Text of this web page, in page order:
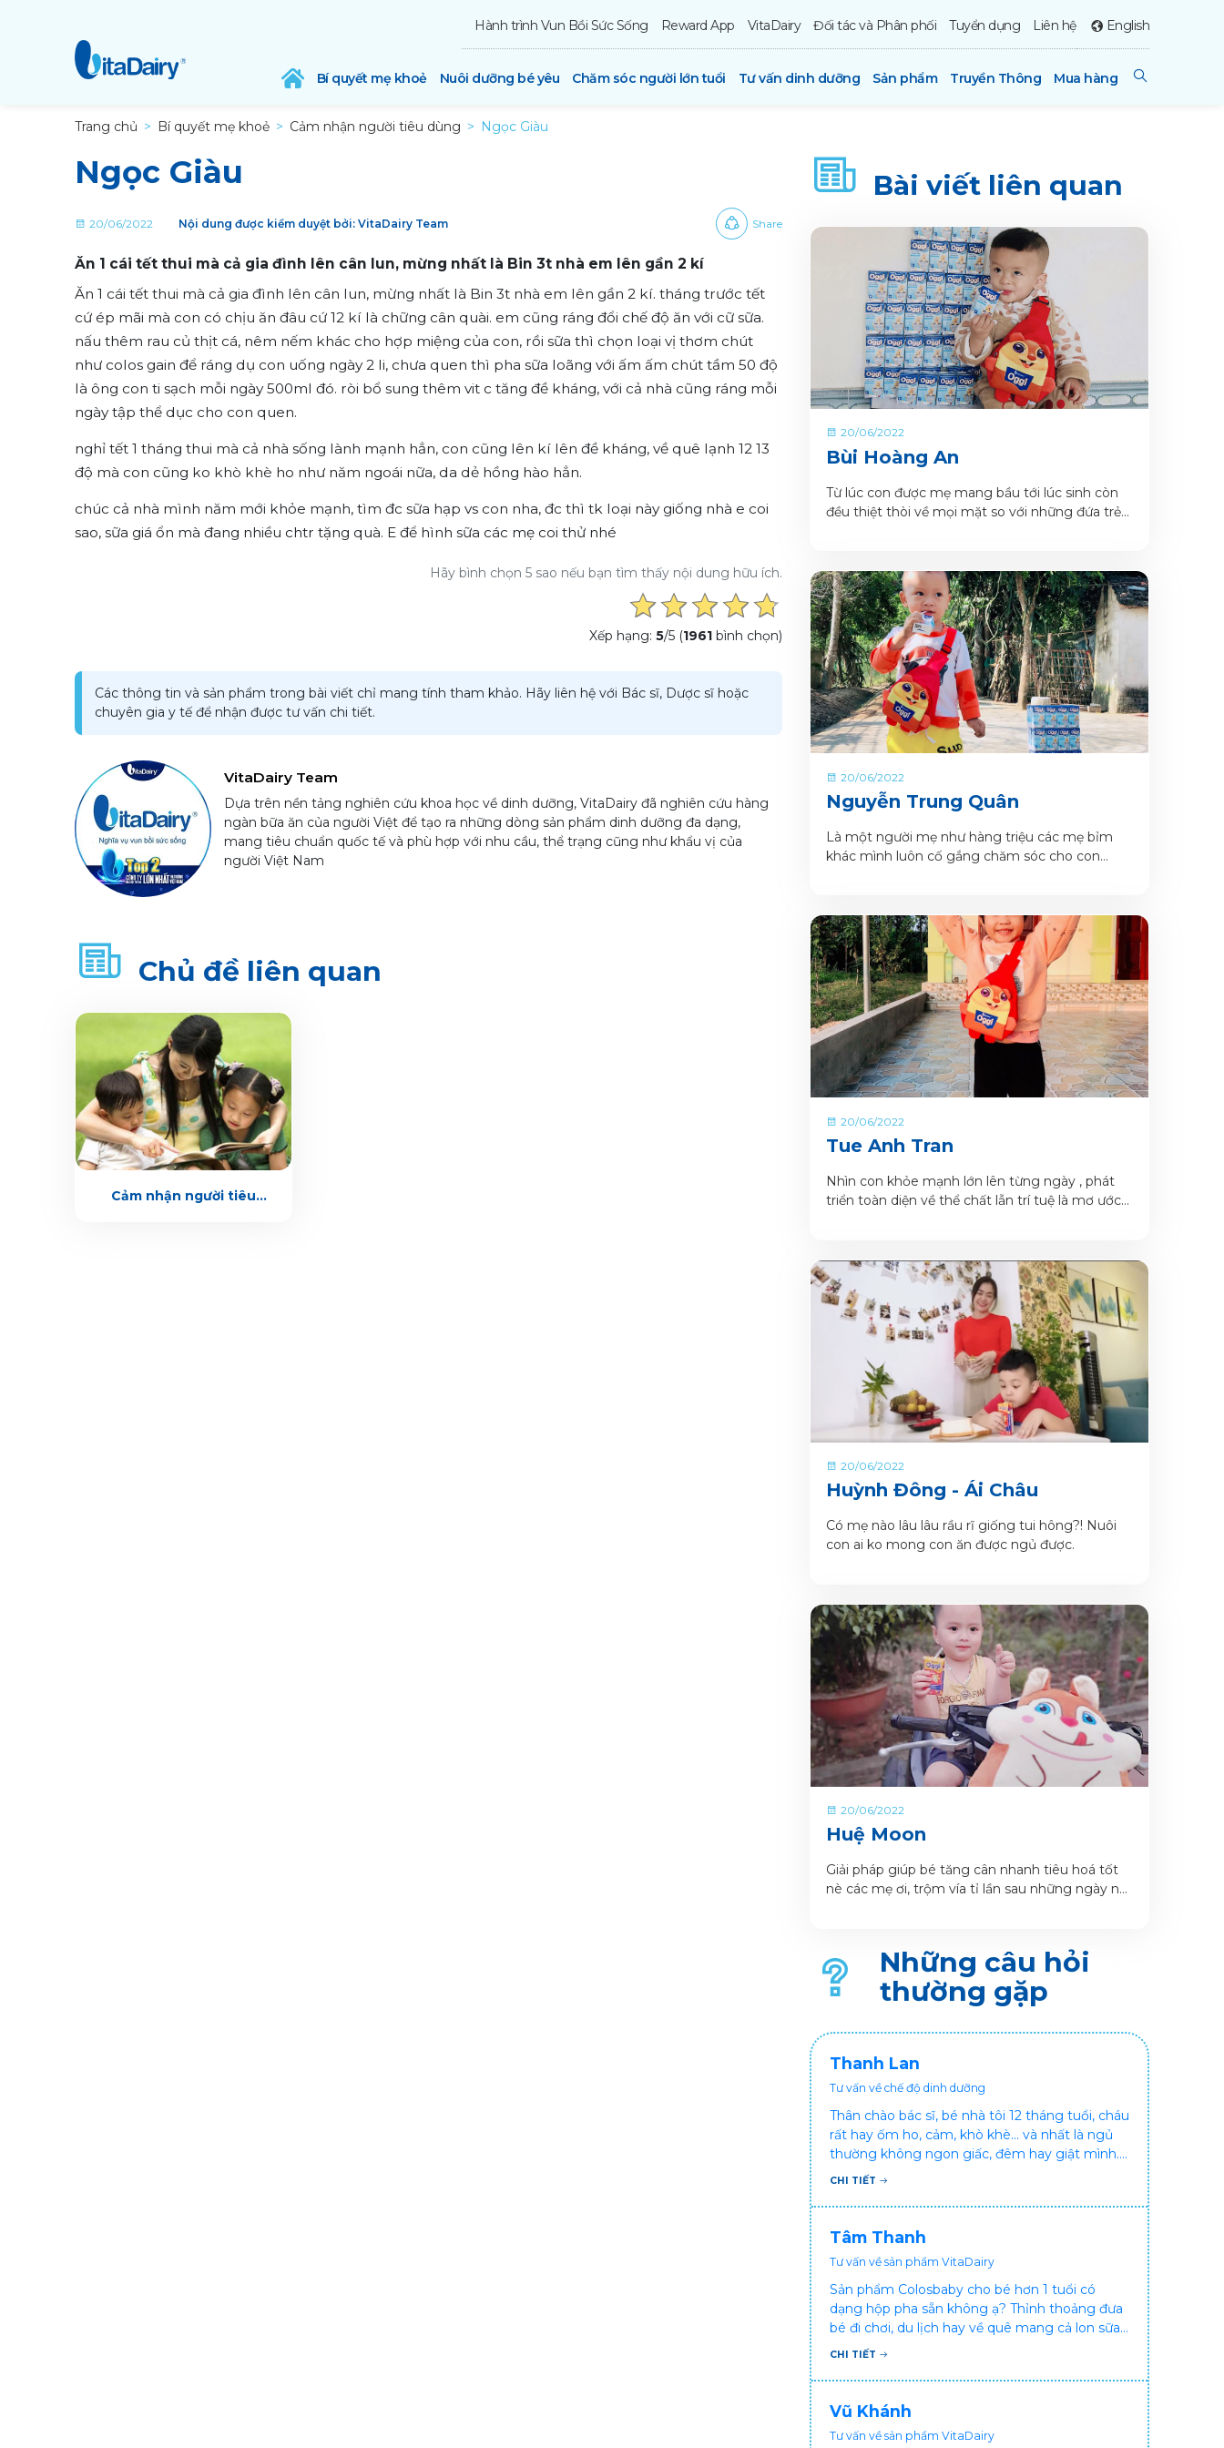
Hành trình Vun Bồi Sức Sống Reward App VitaDairy Đối tác và Phân phối Tuyển dụng Liên hệ English
Bí quyết mẹ khoẻ Nuôi dưỡng bé yêu Chăm sóc người lớn tuổi Tư vấn dinh dưỡng Sản phẩm Truyền Thông Mua hàng
Trang chủ Bí quyết mẹ khoẻ Cảm nhận người tiêu dùng Ngọc Giàu
Ngọc Giàu
20/06/2022 Nội dung được kiểm duyệt bởi: VitaDairy Team Share
Ăn 1 cái tết thui mà cả gia đình lên cân lun, mừng nhất là Bin 3t nhà em lên gần 2 kí
Ăn 1 cái tết thui mà cả gia đình lên cân lun, mừng nhất là Bin 3t nhà em lên gần 2 kí. tháng trước tết
cứ ép mãi mà con có chịu ăn đâu cứ 12 kí là chững cân quài. em cũng ráng đổi chế độ ăn với cữ sữa.
nấu thêm rau củ thịt cá, nêm nếm khác cho hợp miệng của con, rồi sữa thì chọn loại vị thơm chút
như colos gain để ráng dụ con uống ngày 2 li, chưa quen thì pha sữa loãng với ấm ấm chút tầm 50 độ
là ông con ti sạch mỗi ngày 500ml đó. ròi bổ sung thêm vit c tăng đề kháng, với cả nhà cũng ráng mỗi
ngày tập thể dục cho con quen.
nghỉ tết 1 tháng thui mà cả nhà sống lành mạnh hẳn, con cũng lên kí lên đề kháng, về quê lạnh 12 13
độ mà con cũng ko khò khè ho như năm ngoái nữa, da dẻ hồng hào hẳn.
chúc cả nhà mình năm mới khỏe mạnh, tìm đc sữa hạp vs con nha, đc thì tk loại này giống nhà e coi
sao, sữa giá ổn mà đang nhiều chtr tặng quà. E để hình sữa các mẹ coi thử nhé
Hãy bình chọn 5 sao nếu bạn tìm thấy nội dung hữu ích.
Xếp hạng: 5/5 (1961bình chọn)
Các thông tin và sản phẩm trong bài viết chỉ mang tính tham khảo. Hãy liên hệ với Bác sĩ, Dược sĩ hoặc
chuyên gia y tế để nhận được tư vấn chi tiết.
VitaDairy Team
Dựa trên nền tảng nghiên cứu khoa học về dinh dưỡng, VitaDairy đã nghiên cứu hàng
ngàn bữa ăn của người Việt để tạo ra những dòng sản phẩm dinh dưỡng đa dạng,
mang tiêu chuẩn quốc tế và phù hợp với nhu cầu, thể trạng cũng như khẩu vị của
người Việt Nam
Chủ đề liên quan
Cảm nhận người tiêu
Bài viết liên quan
20/06/2022
Bùi Hoàng An
Từ lúc con được mẹ mang bầu tới lúc sinh còn
đều thiệt thòi về mọi mặt so với những đứa trẻ
20/06/2022
Nguyễn Trung Quân
Là một người mẹ như hàng triệu các mẹ bỉm
khác mình luôn cố gắng chăm sóc cho con
20/06/2022
Tue Anh Tran
Nhìn con khỏe mạnh lớn lên từng ngày , phát
triển toàn diện về thể chất lẫn trí tuệ là mơ ước
20/06/2022
Huỳnh Đông - Ái Châu
Có mẹ nào lâu lâu rầu rĩ giống tui hông?! Nuôi
con ai ko mong con ăn được ngủ được.
20/06/2022
Huệ Moon
Giải pháp giúp bé tăng cân nhanh tiêu hoá tốt
nè các mẹ ơi, trộm vía tỉ lần sau những ngày nát
con sữa oggi có hộp pha sẵn bé còn tiện mang
đi học , đi chơi mọi lúc mọi nơi nữa chớ.
Những câu hỏi
thường gặp
Thanh Lan
Tư vấn về chế độ dinh dưỡng
Thân chào bác sĩ, bé nhà tôi 12 tháng tuổi, cháu
rất hay ốm ho, cảm, khò khè... và nhất là ngủ
thường không ngon giấc, đêm hay giật mình.
Vậy xin hỏi bác sĩ, bé bị tình trạng vậy nên làm
ạ? Thấy cháu vậy gia đình ai cũng xót, mẹ cũng
cực vì chăm cháu hay ốm ạ?. Cảm ơn bác sĩ.
CHI TIẾT
Tâm Thanh
Tư vấn về sản phẩm VitaDairy
Sản phẩm Colosbaby cho bé hơn 1 tuổi có
dạng hộp pha sẵn không ạ? Thỉnh thoảng đưa
bé đi chơi, du lịch hay về quê mang cả lon sữa
khá bất tiện mà mình không muốn đổi cho bé
hưởng sức khỏe!
CHI TIẾT
Vũ Khánh
Tư vấn về sản phẩm VitaDairy